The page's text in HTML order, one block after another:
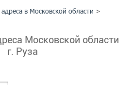
в Московской области >
Московской области
г. Руза